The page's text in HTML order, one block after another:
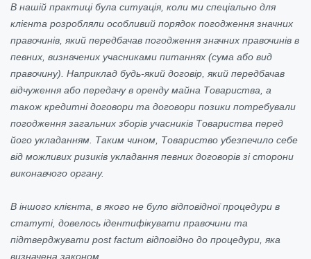
В нашій практиці була ситуація, коли ми спеціально для
клієнта розробляли особливий порядок погодження значних
правочинів, який передбачав погодження значних правочинів в
певних, визначених учасниками питаннях (сума або вид
правочину). Наприклад будь-який договір, який передбачав
відчуження або передачу в оренду майна Товариства, а
також кредитні договори та договори позики потребували
погодження загальних зборів учасників Товариства перед
його укладанням. Таким чином, Товариство убезпечило себе
від можливих ризиків укладання певних договорів зі сторони
виконавчого органу.
В іншого клієнта, в якого не було відповідної процедури в
статуті, довелось ідентифікувати правочини та
підтверджувати post factum відповідно до процедури, яка
визначена законом.